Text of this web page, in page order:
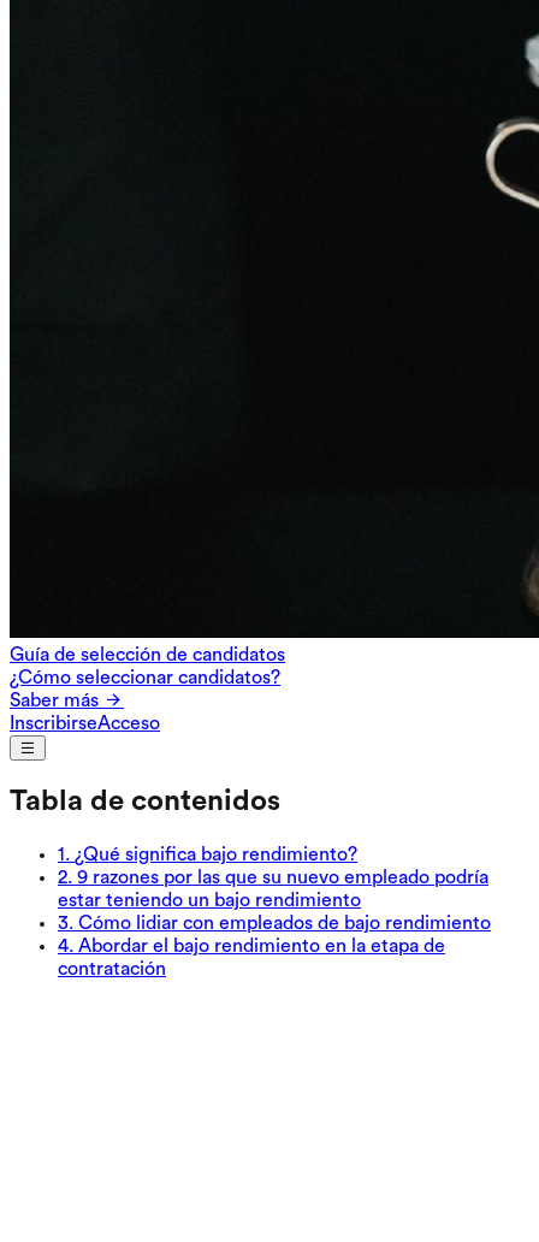
Guía de selección de candidatos
¿Cómo seleccionar candidatos?
Saber más
InscribirseAcceso
Tabla de contenidos
1 . ¿Qué significa bajo rendimiento?
2. 9 razones por las que su nuevo empleado podría
estar teniendo un bajo rendimiento
3. Cómo lidiar con empleados de bajo rendimiento
4. Abordar el bajo rendimiento en la etapa de
contratación